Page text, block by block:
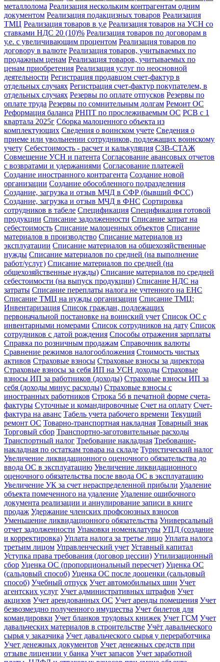
металлолома Реализация нескольким контрагентам одним
документом Реализация подакцизных товаров Реализация
ТМЦ Реализация товаров в у.е Реализация товаров на УСН со
ставками НДС 20 (10)% Реализация товаров по договорам в
у.е. с увеличивающим процентом Реализация товаров по
договору в валюте Реализация товаров, учитываемых по
продажным ценам Реализация товаров, учитываемых по
ценам приобретения Реализация услуг по неосновной
деятельности Регистрация продавцом счет-фактур в
отдельных случаях Регистрация счет-фактур покупателем, в
отдельных случаях Резервы по оплате отпусков Резервы по
оплате труда Резервы по сомнительным долгам Ремонт ОС
Реформация баланса РНПТ по прослеживаемым ОС РСВ с 1
квартала 2025г Сборка малоценного объекта из
комплектующих Сведения о воинском учете Сведения о
приеме или увольнении сотрудников, подлежащих воинскому
учету Себестоимость - расчет и калькуляция СЗВ-СТАЖ
Совмещение УСН и патента Согласование авансовых отчетов
с возвратами и удержаниями Согласование платежей
Создание иностранного контрагента Создание новой
организации Создание обособленного подразделения
Создание, загрузка и отзыв МЧД в СФР (бывший ФСС)
Создание, загрузка и отзыв МЧД в ФНС Сортировка
сотрудников в табеле Спецификация Спецификация готовой
продукции Списание задолженности Списание затрат на
себестоимость Списание малоценных объектов Списание
материалов в производство Списание материалов из
эксплуатации Списание материалов на общехозяйственные
нужды Списание материалов по средней (на выполнение
работ/услуг) Списание материалов по средней (на
общехозяйственные нужды) Списание материалов по средней
себестоимости (на выпуск продукции) Списание НДС на
затраты Списание переплаты налога не учтенного на ЕНС
Списание ТМЦ на нужды организации Списание ТМЦ:
Инвентаризация Список граждан, подлежащих
первоначальной постановке на воинский учет Список ОС с
инвентарными номерами Список сотрудников на дату Список
сотрудников с датой рождения Способы отражения зарплаты
Справка по розничным продажам Справочник валюты
Сравнение режимов налогообложения Стоимость чистых
активов Страховые взносы Страховые взносы за директора
Страховые взносы за себя ИП на УСН доходы Страховые
взносы ИП за работников (доходы) Страховые взносы ИП за
себя (доходы минус расходы) Страховые взносы с
иностранных работников Строка 5б в печатной форме счета-
фактуры Суточные и командировочные Счет на оплату Счет-
фактура на аванс Табель учета рабочего времени Текущий
ремонт ОС Товарно-транспортная накладная Товарный знак
Торговый сбор Транспортно-заготовительные расходы
Транспортный налог Требование накладная Требование-
накладная по остаткам товара на складе Туристический налог
Увеличение ликвидационного оценочного обязательства до
ввода ОС в эксплуатацию Увеличение ликвидационного
оценочного обязательства после ввода ОС в эксплуатацию
Увеличение УК за счет нераспределенной прибыли Удаление
объекта помеченного на удаление Удаление ошибочного
документа реализации и аннулирование записи в книге
продаж Удержание членских профсоюзных взносов
Уменьшение ликвидационного обязательства Универсальный
отчет задолженности Упаковки номенклатуры УПД (создание
и корректировка) Уплата налога за третье лицо Уплата налога
третьим лицом Управленческий учет Уставный капитал
Уступка права требования (договор цессии) Утилизационный
сбор Уценка ОС (пропорциональный пересчет) Уценка ОС
(сальдовый способ) Уценка ОС после дооценки (сальдовый
способ) Учебный отпуск Учет автомобильных шин Учет
агентских услуг Учет административных штрафов Учет
акцизов Учет арендованных ОС Учет аренды помещения Учет
безвозмездно полученного имущества Учет билетов для
командировки Учет бланков трудовых книжек Учет ГСМ Учет
давальческих материалов в строительстве Учёт давальческого
сырья у заказчика Учет давальческого сырья у переработчика
Учет денежных документов Учет денежных средств при
отзыве лицензии у банка Учет запасов Учет заработной